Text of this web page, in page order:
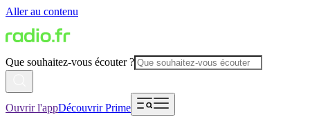
Aller au contenu
Que souhaitez-vous écouter ?
Ouvrir l'appDécouvrir Prime